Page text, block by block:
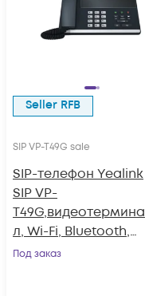
Seller RFB
SIP VP-T49G sale
SIP-телефон Yealink
SIP VP-
T49G,видеотермина
л, Wi-Fi, Bluetooth,
HDMI, с камерой, с
Под заказ